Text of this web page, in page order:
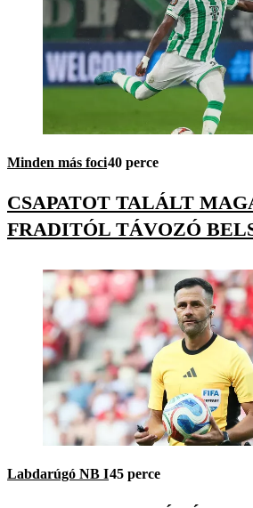
Minden más foci40 perce
CSAPATOT TALÁLT
FRADITÓL TÁVOZÓ
Labdarúgó NB I45 perce